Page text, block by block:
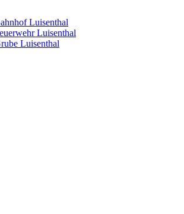
Luisenthal
Luisenthal
Luisenthal